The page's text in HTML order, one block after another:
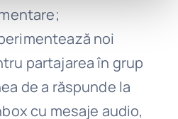
noi
partajarea în grup
de a răspunde la
cu mesaje audio,